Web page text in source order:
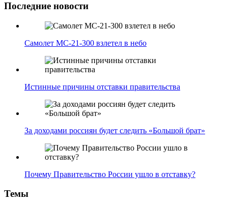
Последние новости
Самолет МС-21-300 взлетел в небо
Истинные причины отставки правительства
За доходами россиян будет следить «Большой брат»
Почему Правительство России ушло в отставку?
Темы